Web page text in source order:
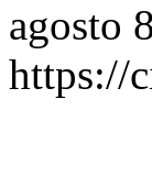
agosto
https://